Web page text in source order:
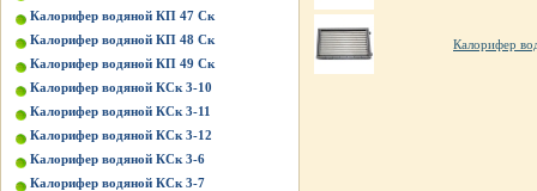
Калорифер водяной КП 47 Ск
Калорифер водяной КП 48 Ск
Калорифер водяной КП 49 Ск
Калорифер водяной КСк 3-10
Калорифер водяной КСк 3-11
Калорифер водяной КСк 3-12
Калорифер водяной КСк 3-6
Калорифер водяной КСк 3-7
Калорифер